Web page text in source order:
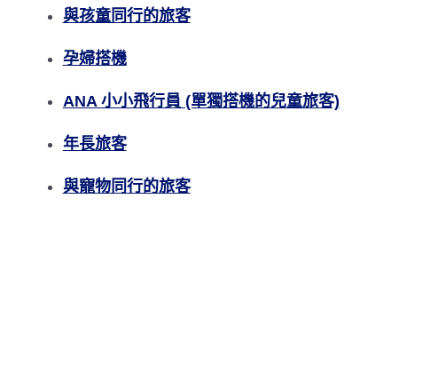
與孩童同行的旅客
孕婦搭機
ANA 小小飛行員 (單獨搭機的兒童旅客)
年長旅客
與寵物同行的旅客